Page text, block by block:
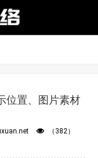
位置、图片素材
（382）